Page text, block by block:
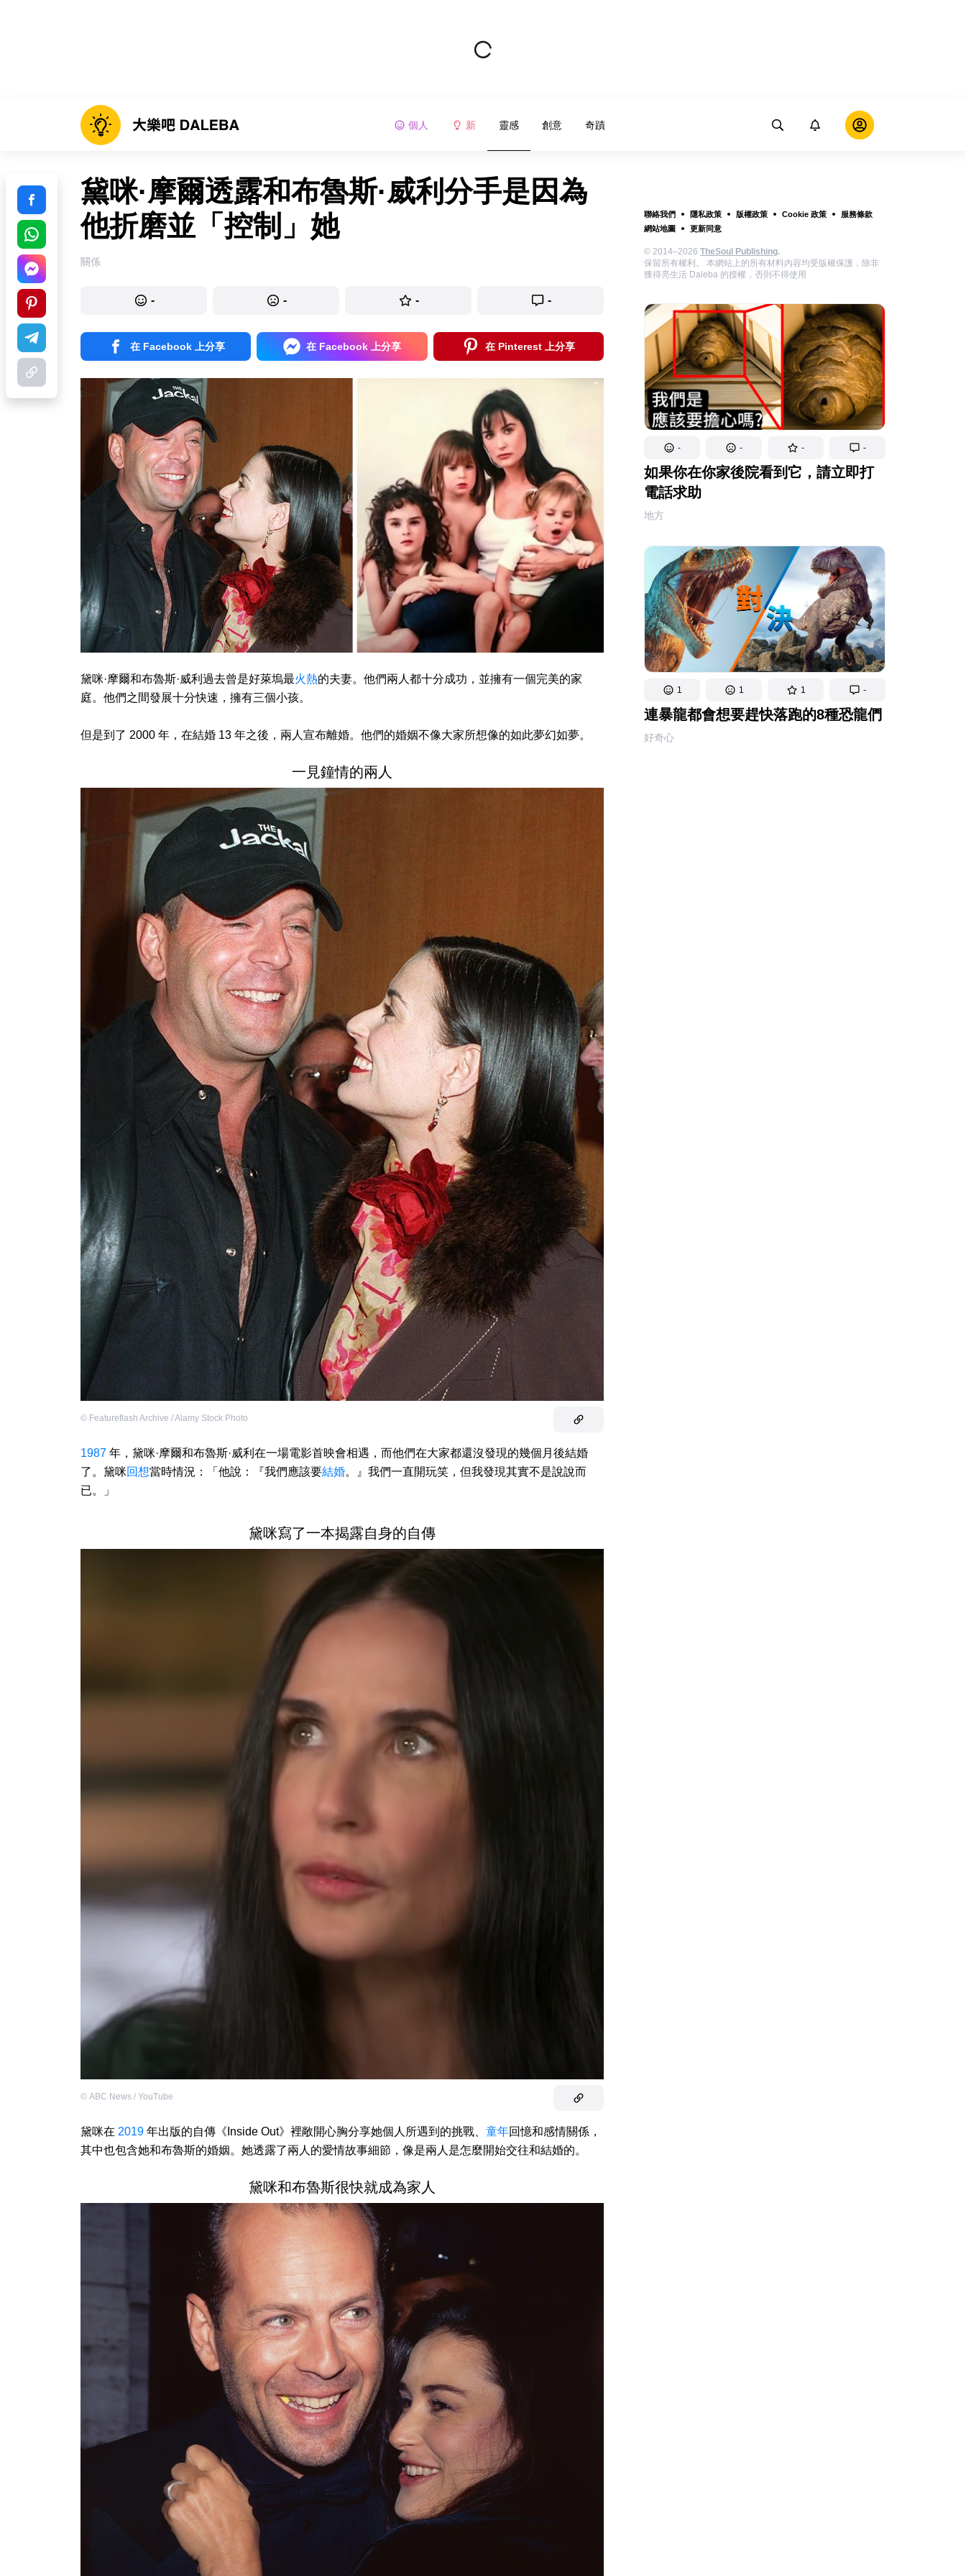
個人 新 靈感 創意 奇蹟
聯絡我們 隱私政策 版權政策 Cookie 政策
服務條款
網站地圖
更新同意
© 2014–2026 TheSoul Publishing.
保留所有權利。 本網站上的所有材料內容均受版權保護，除非
獲得亮生活 Daleba 的授權，否則不得使用
- - - -
如果你在你家後院看到它，請立即打
電話求助
地方
1 1 1 -
連暴龍都會想要趕快落跑的8種恐龍們
好奇心
黛咪·摩爾透露和布魯斯·威利分手是因為
他折磨並「控制」她
關係
- - - -
在 Facebook 上分享 在 Facebook 上分享 在 Pinterest 上分享
黛咪·摩爾和布魯斯·威利過去曾是好萊塢最火熱的夫妻。他們兩人都十分成功，並擁有一個完美的家
庭。他們之間發展十分快速，擁有三個小孩。
但是到了 2000 年，在結婚 13 年之後，兩人宣布離婚。他們的婚姻不像大家所想像的如此夢幻如夢。
一見鐘情的兩人
© Featureflash Archive / Alamy Stock Photo
1987 年，黛咪·摩爾和布魯斯·威利在一場電影首映會相遇，而他們在大家都還沒發現的幾個月後結婚
了。黛咪回想當時情況：「他說：『我們應該要結婚。』我們一直開玩笑，但我發現其實不是說說而
已。」
黛咪寫了一本揭露自身的自傳
© ABC News / YouTube
黛咪在 2019 年出版的自傳《Inside Out》裡敞開心胸分享她個人所遇到的挑戰、 童年回憶和感情關係，
其中也包含她和布魯斯的婚姻。她透露了兩人的愛情故事細節，像是兩人是怎麼開始交往和結婚的。
黛咪和布魯斯很快就成為家人